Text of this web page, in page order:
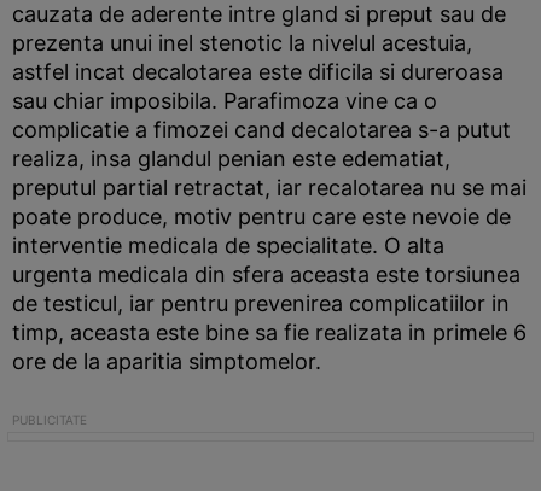
cauzata de aderente intre gland si preput sau de
prezenta unui inel stenotic la nivelul acestuia,
astfel incat decalotarea este dificila si dureroasa
sau chiar imposibila. Parafimoza vine ca o
complicatie a fimozei cand decalotarea s-a putut
realiza, insa glandul penian este edematiat,
preputul partial retractat, iar recalotarea nu se mai
poate produce, motiv pentru care este nevoie de
interventie medicala de specialitate. O alta
urgenta medicala din sfera aceasta este torsiunea
de testicul, iar pentru prevenirea complicatiilor in
timp, aceasta este bine sa fie realizata in primele 6
ore de la aparitia simptomelor.